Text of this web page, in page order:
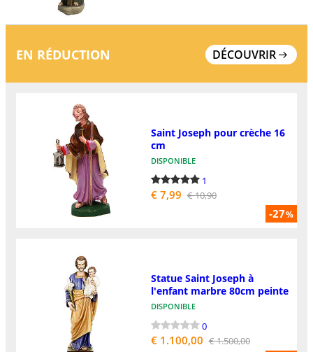
EN RÉDUCTION DÉCOUVRIR
-27%
Saint Joseph pour crèche 16
cm
DISPONIBLE
1
€ 7,99 € 10,90
Statue Saint Joseph à
l'enfant marbre 80cm peinte
DISPONIBLE
0
€ 1.100,00 € 1.500,00